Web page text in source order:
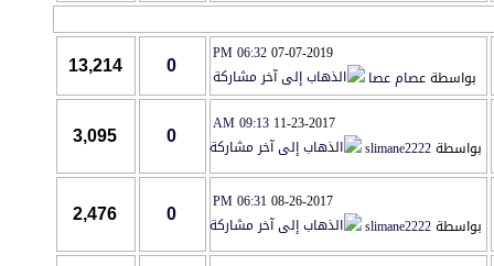
07-07-2019
06:32 PM
عصام عصا
13,214
11-23-2017
09:13 AM
slimane2222
3,095
08-26-2017
06:31 PM
slimane2222
2,476